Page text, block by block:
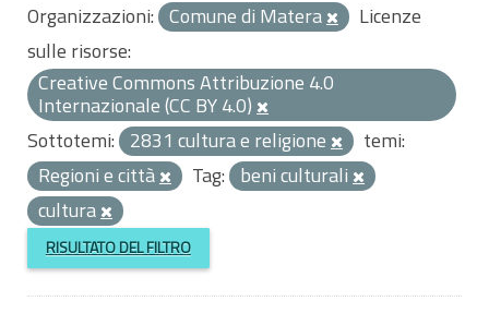
Organizzazioni: Comune di Matera
Licenze
sulle risorse:
Creative Commons Attribuzione 4.0
Internazionale (CC BY 4.0)
Sottotemi: 2831 cultura e religione
temi:
Regioni e città
Tag: beni culturali
cultura
RISULTATO DEL FILTRO